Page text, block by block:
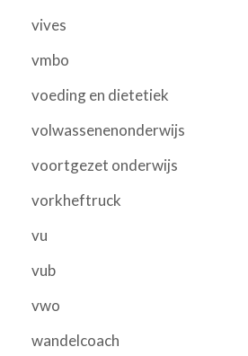
vives
vmbo
voeding en dietetiek
volwassenenonderwijs
voortgezet onderwijs
vorkheftruck
vu
vub
vwo
wandelcoach